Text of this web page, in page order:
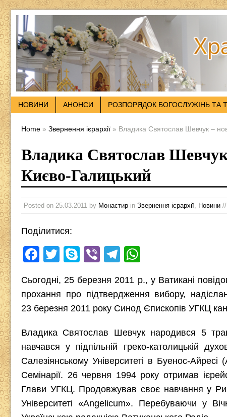
НОВИНИ АНОНСИ РОЗПОРЯДОК БОГОСЛУЖІНЬ ТА
Home » Звернення ієрархії » Владика Святослав Шевчук –
Владика Святослав
Києво-Галицький
Posted on 25.03.2011 by Монастир in Звернення ієрархії, Новини
Поділитися:
F
c
e
b
o
o
k
T
tt
er
S
p
e
Vi
er
T
e
gr
m
at
s
A
p
p
Сьогодні, 25 березня 2011 р., у Ватикані
прохання про підтвердження вибору,
23 березня 2011 року Синод Єпископів УГКЦ
Владика Святослав Шевчук народився 5
навчався у підпільній греко-католицькій
Салезіянському Університеті в Буенос-
Семінарії. 26 червня 1994 року отримав
Глави УГКЦ. Продовжував своє навчання у
Університеті «Angelicum». Перебуваючи у